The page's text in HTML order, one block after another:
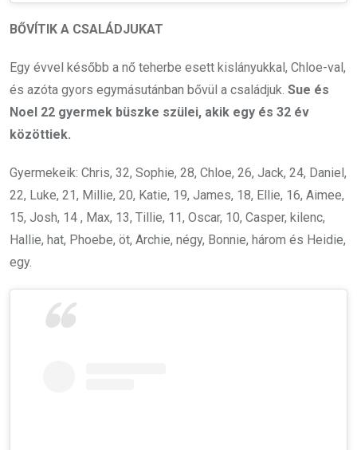
BŐVÍTIK A CSALÁDJUKAT
Egy évvel később a nő teherbe esett kislányukkal, Chloe-val,
és azóta gyors egymásutánban bővül a családjuk. Sue és
Noel 22 gyermek büszke szülei, akik egy és 32 év
közöttiek.
Gyermekeik: Chris, 32, Sophie, 28, Chloe, 26, Jack, 24, Daniel,
22, Luke, 21, Millie, 20, Katie, 19, James, 18, Ellie, 16, Aimee,
15, Josh, 14 , Max, 13, Tillie, 11, Oscar, 10, Casper, kilenc,
Hallie, hat, Phoebe, öt, Archie, négy, Bonnie, három és Heidie,
egy.